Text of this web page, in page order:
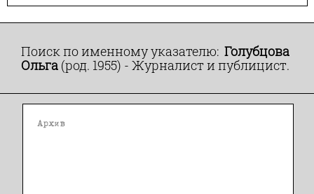
Поиск по именному указателю: Голубцова
Ольга (род. 1955) - Журналист и публицист.
Архив